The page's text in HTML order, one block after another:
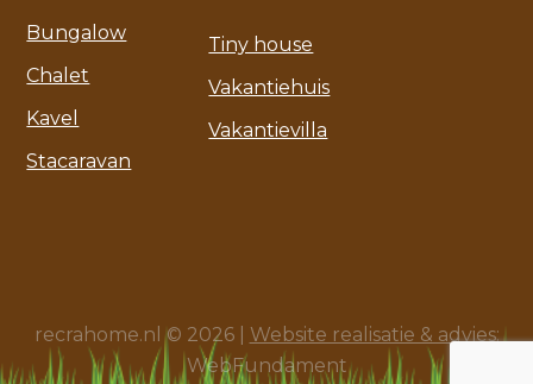
Bungalow
Chalet
Kavel
Stacaravan
Tiny house
Vakantiehuis
Vakantievilla
recrahome.nl © 2026 | Website realisatie & advies:
WebFundament